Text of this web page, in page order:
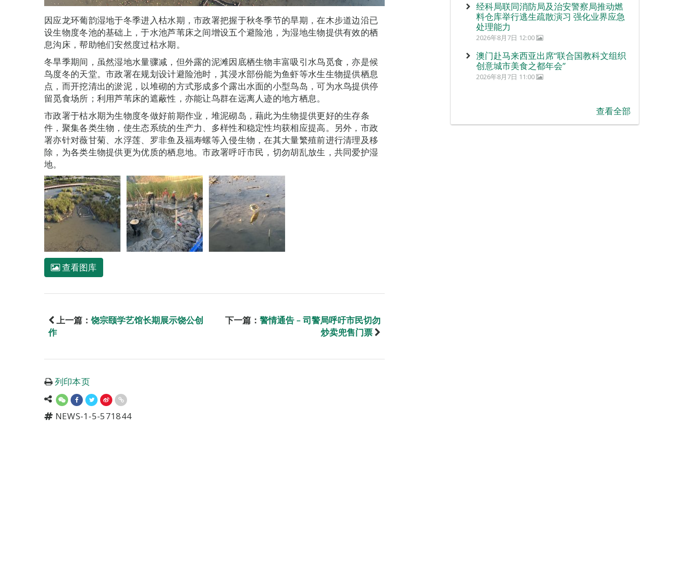
因应龙环葡韵湿地于冬季进入枯水期，市政署把握于秋冬季节的旱期，在木步道边沿已
设生物度冬池的基础上，于水池芦苇床之间增设五个避险池，为湿地生物提供有效的栖
息沟床，帮助牠们安然度过枯水期。
冬旱季期间，虽然湿地水量骤减，但外露的泥滩因底栖生物丰富吸引水鸟觅食，亦是候
鸟度冬的天堂。市政署在规划设计避险池时，其浸水部份能为鱼虾等水生生物提供栖息
点，而开挖清出的淤泥，以堆砌的方式形成多个露出水面的小型鸟岛，可为水鸟提供停
留觅食场所；利用芦苇床的遮蔽性，亦能让鸟群在远离人迹的地方栖息。
市政署于枯水期为生物度冬做好前期作业，堆泥砌岛，藉此为生物提供更好的生存条
件，聚集各类生物，使生态系统的生产力、多样性和稳定性均获相应提高。另外，市政
署亦针对薇甘菊、水浮莲、罗非鱼及福寿螺等入侵生物，在其大量繁殖前进行清理及移
除，为各类生物提供更为优质的栖息地。市政署呼吁市民，切勿胡乱放生，共同爱护湿
地。
查看图库
上一篇： 饶宗颐学艺馆长期展示饶公创
作
下一篇： 警情通告 – 司警局呼吁市民切勿
炒卖兜售门票
列印本页
NEWS-1-5-571844
经科局联同消防局及治安警察局推动燃
料仓库举行逃生疏散演习 强化业界应急
处理能力
2026年8月7日 12:00
澳门赴马来西亚出席“联合国教科文组织
创意城市美食之都年会”
2026年8月7日 11:00
查看全部